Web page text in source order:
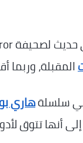
المقبلة،
سلسلةهاري
أنها تتوق